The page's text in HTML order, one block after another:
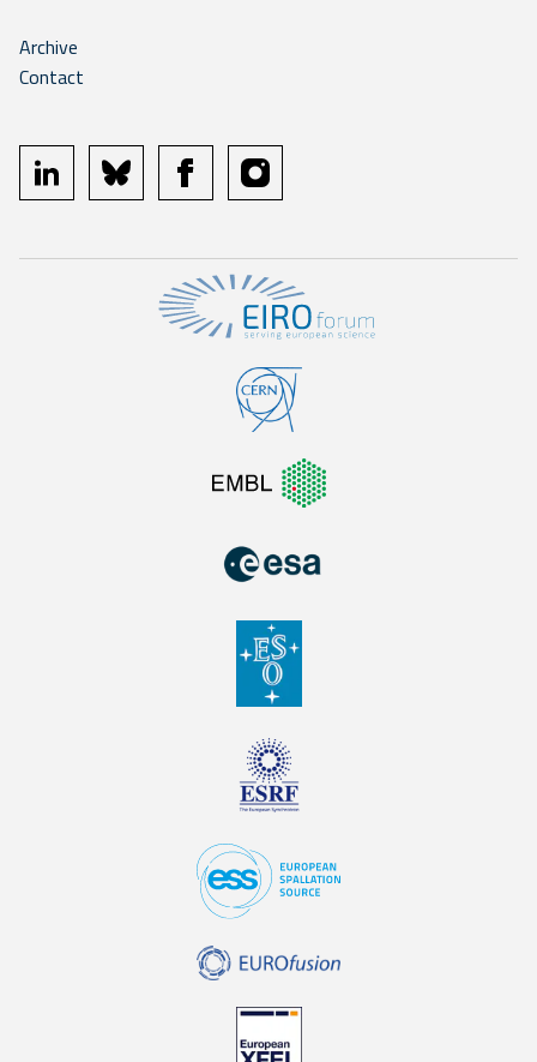
Archive
Contact
linkedin bluesky facebookinstagram